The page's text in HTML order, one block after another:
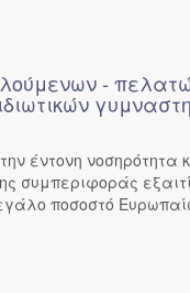
-
έντονη νοσηρότητα
συμπεριφοράς
ποσοστό